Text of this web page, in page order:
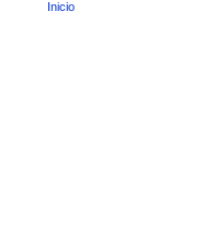
Inicio